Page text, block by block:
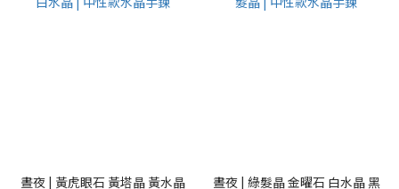
晝夜 | 黃虎眼石 黃塔晶 黃水晶
晝夜 | 綠髮晶 金曜石 白水晶 黑